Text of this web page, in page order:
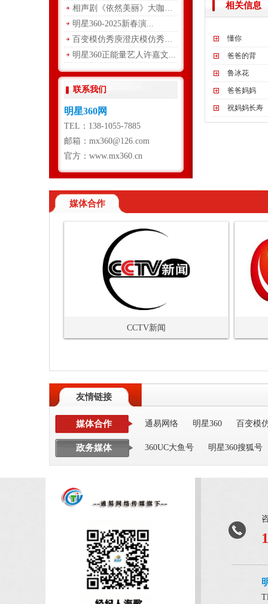
相声剧《依然美丽》大咖陪你...
明星360-2025新春演...
百变模仿秀庾澄庆模仿秀凝心...
明星360正能量艺人许嘉文...
联系我们
明星360网
TEL：138-1055-7885
邮箱：mx360@126.com
官方：www.mx360.cn
相关信息
懂你
爸爸的背
鲁冰花
爸爸妈妈
祝妈妈长寿
媒体合作
CCTV新闻
友情链接
媒体合作
政务媒体
通易网络 明星360 百变模
360UC大鱼号 明星360搜狐号